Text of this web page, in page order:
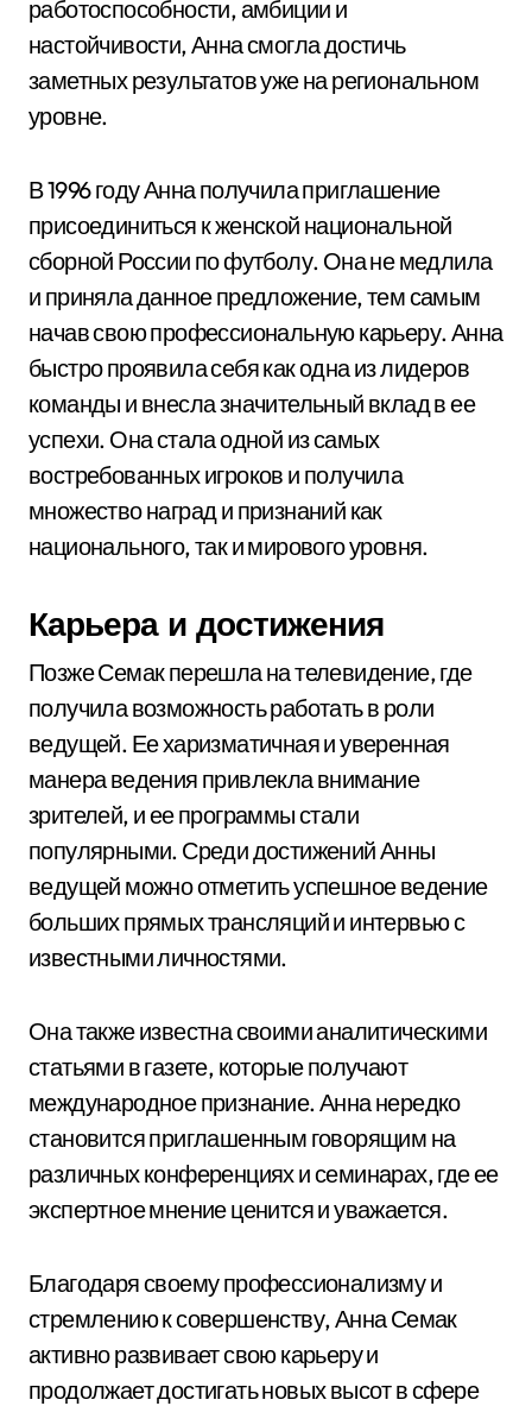
работоспособности, амбиции и
настойчивости, Анна смогла достичь
заметных результатов уже на региональном
уровне.
В 1996 году Анна получила приглашение
присоединиться к женской национальной
сборной России по футболу. Она не медлила
и приняла данное предложение, тем самым
начав свою профессиональную карьеру. Анна
быстро проявила себя как одна из лидеров
команды и внесла значительный вклад в ее
успехи. Она стала одной из самых
востребованных игроков и получила
множество наград и признаний как
национального, так и мирового уровня.
Карьера и достижения
Позже Семак перешла на телевидение, где
получила возможность работать в роли
ведущей. Ее харизматичная и уверенная
манера ведения привлекла внимание
зрителей, и ее программы стали
популярными. Среди достижений Анны
ведущей можно отметить успешное ведение
больших прямых трансляций и интервью с
известными личностями.
Она также известна своими аналитическими
статьями в газете, которые получают
международное признание. Анна нередко
становится приглашенным говорящим на
различных конференциях и семинарах, где ее
экспертное мнение ценится и уважается.
Благодаря своему профессионализму и
стремлению к совершенству, Анна Семак
активно развивает свою карьеру и
продолжает достигать новых высот в сфере